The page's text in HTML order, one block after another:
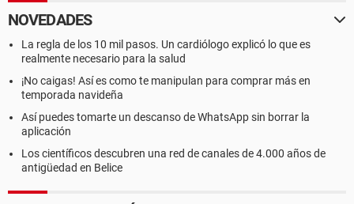
NOVEDADES
La regla de los 10 mil pasos. Un cardiólogo explicó lo que es
realmente necesario para la salud
¡No caigas! Así es como te manipulan para comprar más en
temporada navideña
Así puedes tomarte un descanso de WhatsApp sin borrar la
aplicación
Los científicos descubren una red de canales de 4.000 años de
antigüedad en Belice